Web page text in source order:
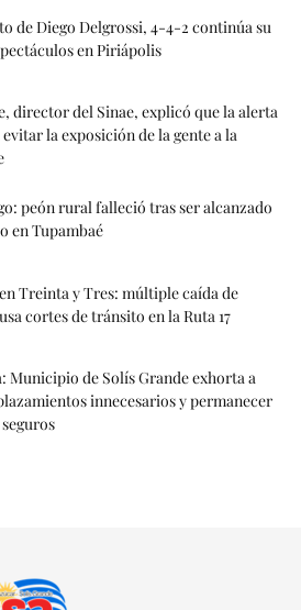
de Diego Delgrossi, 4-4-2 continúa su
en Piriápolis
director del Sinae, explicó que la alerta
la exposición de la gente a la
peón rural falleció tras ser alcanzado
en Tupambaé
Treinta y Tres: múltiple caída de
cortes de tránsito en la Ruta 17
Municipio de Solís Grande exhorta a
innecesarios y permanecer